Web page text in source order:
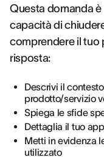
Questa domanda
capacità di
comprendere il tuo
risposta:
Descrivi il
prodotto/servizio
Spiega le sfide
Dettaglia il tuo
Metti in evidenza
utilizzato